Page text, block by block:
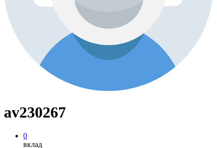
av230267
0
вклад